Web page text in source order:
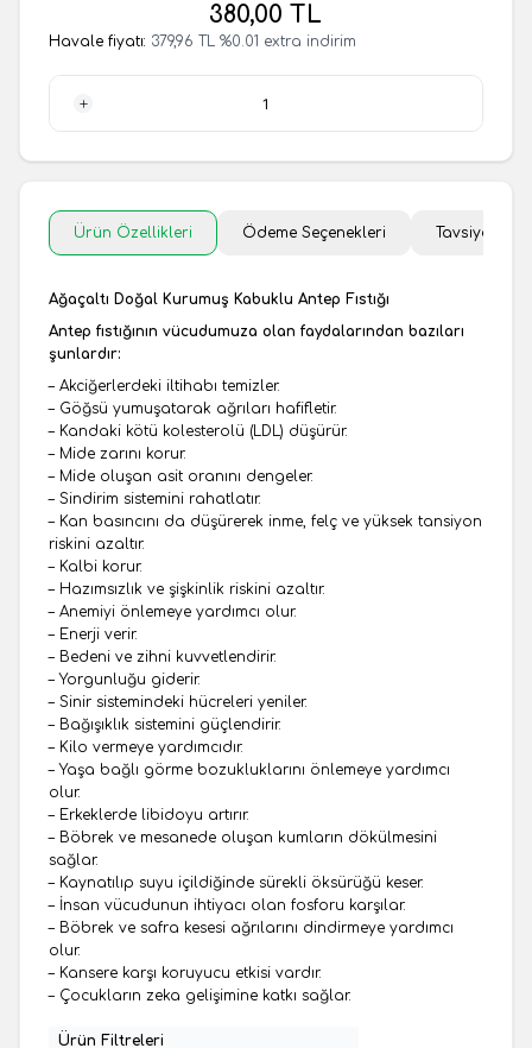
380,00 TL
Havale fiyatı: 379,96 TL %0.01 extra indirim
Ürün Özellikleri Ödeme Seçenekleri Tavsiye Et
Ağaçaltı Doğal Kurumuş Kabuklu Antep Fıstığı
Antep fıstığının vücudumuza olan faydalarından bazıları
şunlardır:
– Akciğerlerdeki iltihabı temizler.
– Göğsü yumuşatarak ağrıları hafifletir.
– Kandaki kötü kolesterolü (LDL) düşürür.
– Mide zarını korur.
– Mide oluşan asit oranını dengeler.
– Sindirim sistemini rahatlatır.
– Kan basıncını da düşürerek inme, felç ve yüksek tansiyon
riskini azaltır.
– Kalbi korur.
– Hazımsızlık ve şişkinlik riskini azaltır.
– Anemiyi önlemeye yardımcı olur.
– Enerji verir.
– Bedeni ve zihni kuvvetlendirir.
– Yorgunluğu giderir.
– Sinir sistemindeki hücreleri yeniler.
– Bağışıklık sistemini güçlendirir.
– Kilo vermeye yardımcıdır.
– Yaşa bağlı görme bozukluklarını önlemeye yardımcı
olur.
– Erkeklerde libidoyu artırır.
– Böbrek ve mesanede oluşan kumların dökülmesini
sağlar.
– Kaynatılıp suyu içildiğinde sürekli öksürüğü keser.
– İnsan vücudunun ihtiyacı olan fosforu karşılar.
– Böbrek ve safra kesesi ağrılarını dindirmeye yardımcı
olur.
– Kansere karşı koruyucu etkisi vardır.
– Çocukların zeka gelişimine katkı sağlar.
Ürün Filtreleri